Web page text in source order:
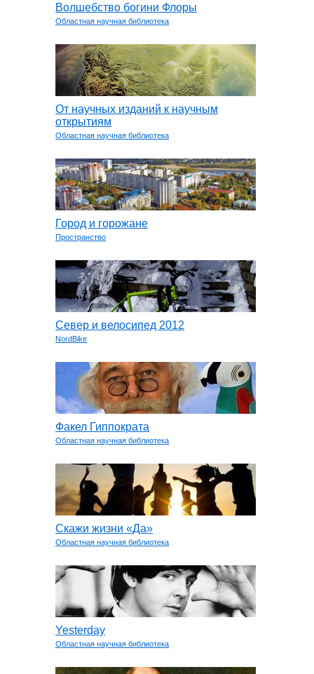
Волшебство богини Флоры
Областная научная библиотека
От научных изданий к научным
открытиям
Областная научная библиотека
Город и горожане
Пространство
Север и велосипед 2012
NordBike
Факел Гиппократа
Областная научная библиотека
Скажи жизни «Да»
Областная научная библиотека
Yesterday
Областная научная библиотека